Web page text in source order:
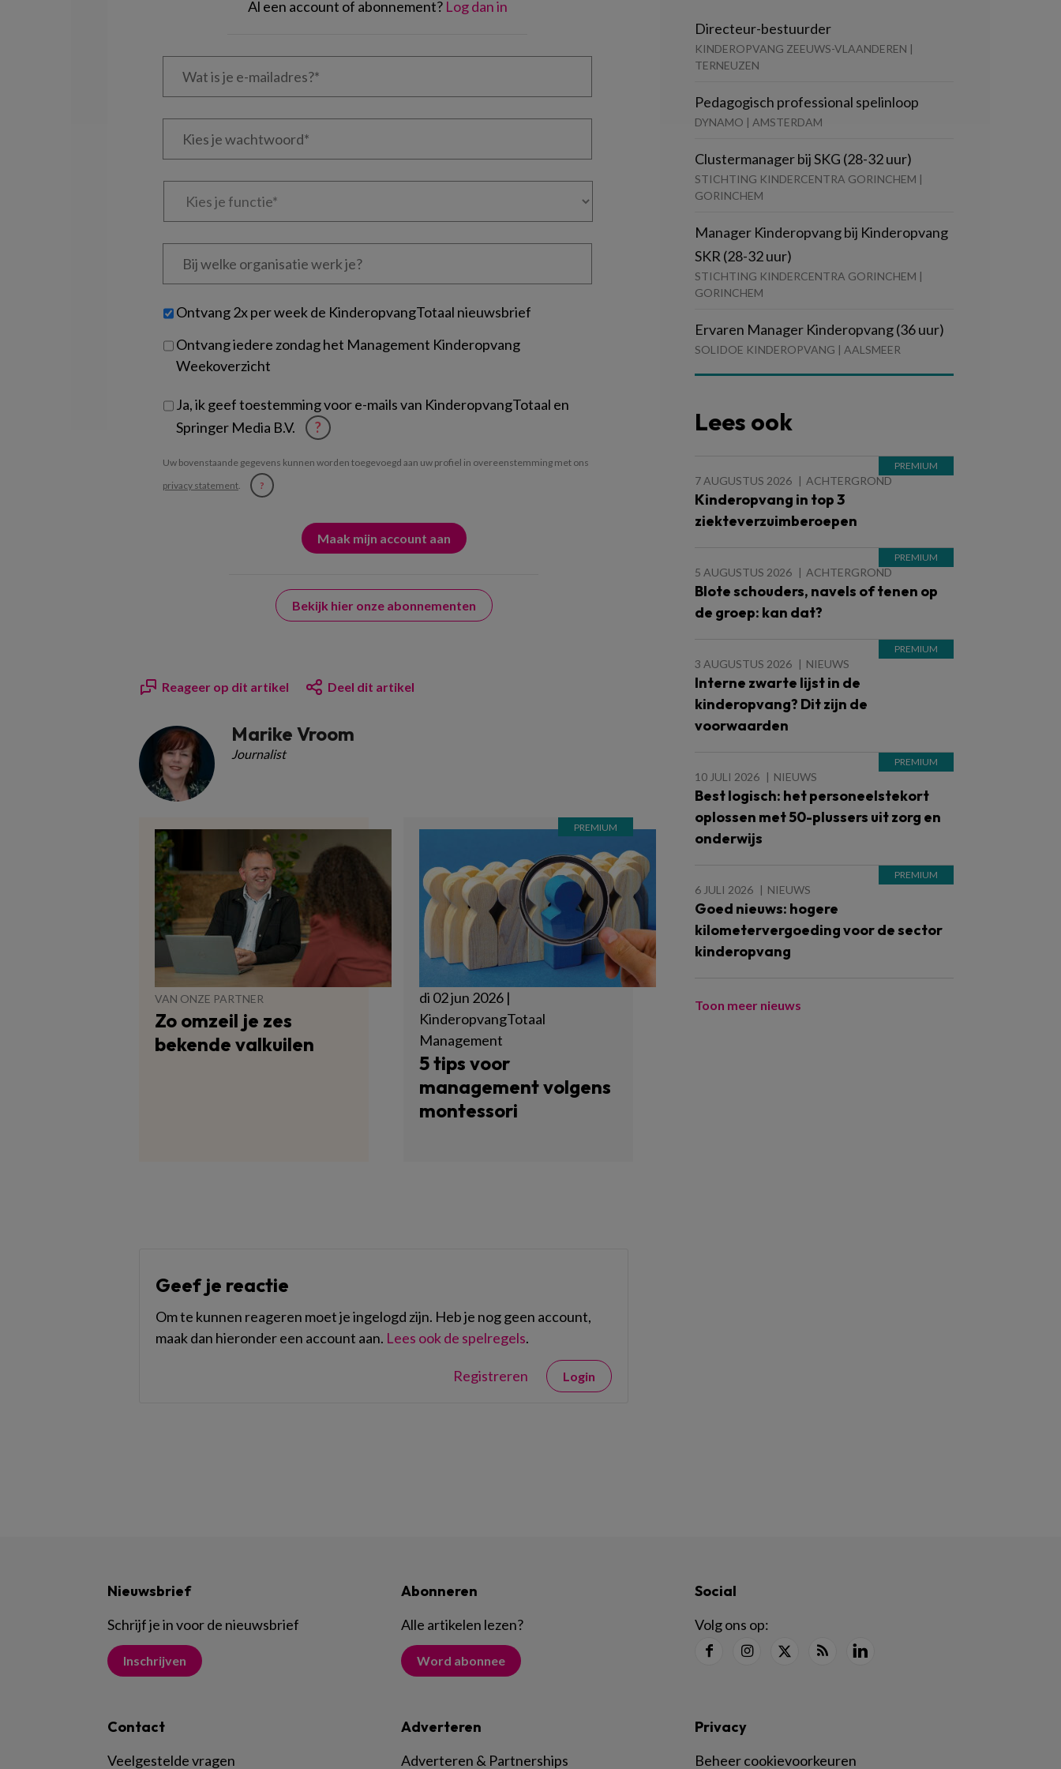
Al een account of abonnement? Log dan in
Wat
Kies
Kies
Bij
welke
je?
Untitled
Ontvang 2x per week de KinderopvangTotaal nieuwsbrief
Ontvang iedere zondag het Management Kinderopvang
Weekoverzicht
Ja, ik geef toestemming voor e-mails van KinderopvangTotaal en
Springer Media B.V.
?
Uw bovenstaande gegevens kunnen worden toegevoegd aan uw profiel in overeenstemming met ons
privacy statement. ?
Bekijk hier onze abonnementen
Reageer op dit artikel Deel dit artikel
Marike Vroom
Journalist
VAN ONZE PARTNER
Zo omzeil je zes
bekende valkuilen
di 02 jun 2026 |
KinderopvangTotaal
Management
5 tips voor
management volgens
montessori
Geef je reactie
Om te kunnen reageren moet je ingelogd zijn. Heb je nog geen account,
maak dan hieronder een account aan. Lees ook de spelregels.
Registreren Login
Directeur-bestuurder
KINDEROPVANG ZEEUWS-VLAANDEREN |
TERNEUZEN
Pedagogisch professional spelinloop
DYNAMO | AMSTERDAM
Clustermanager bij SKG (28-32 uur)
STICHTING KINDERCENTRA GORINCHEM |
GORINCHEM
Manager Kinderopvang bij Kinderopvang
SKR (28-32 uur)
STICHTING KINDERCENTRA GORINCHEM |
GORINCHEM
Ervaren Manager Kinderopvang (36 uur)
SOLIDOE KINDEROPVANG | AALSMEER
Lees ook
7 AUGUSTUS 2026 ACHTERGROND
Kinderopvang in top 3
ziekteverzuimberoepen
5 AUGUSTUS 2026 ACHTERGROND
Blote schouders, navels of tenen op
de groep: kan dat?
3 AUGUSTUS 2026 NIEUWS
Interne zwarte lijst in de
kinderopvang? Dit zijn de
voorwaarden
10 JULI 2026 NIEUWS
Best logisch: het personeelstekort
oplossen met 50-plussers uit zorg en
onderwijs
6 JULI 2026 NIEUWS
Goed nieuws: hogere
kilometervergoeding voor de sector
kinderopvang
Toon meer nieuws
Nieuwsbrief
Schrijf je in voor de nieuwsbrief
Inschrijven
Abonneren
Alle artikelen lezen?
Word abonnee
Social
Volg ons op:
Contact
Veelgestelde vragen
Adverteren
Adverteren & Partnerships
Privacy
Beheer cookievoorkeuren